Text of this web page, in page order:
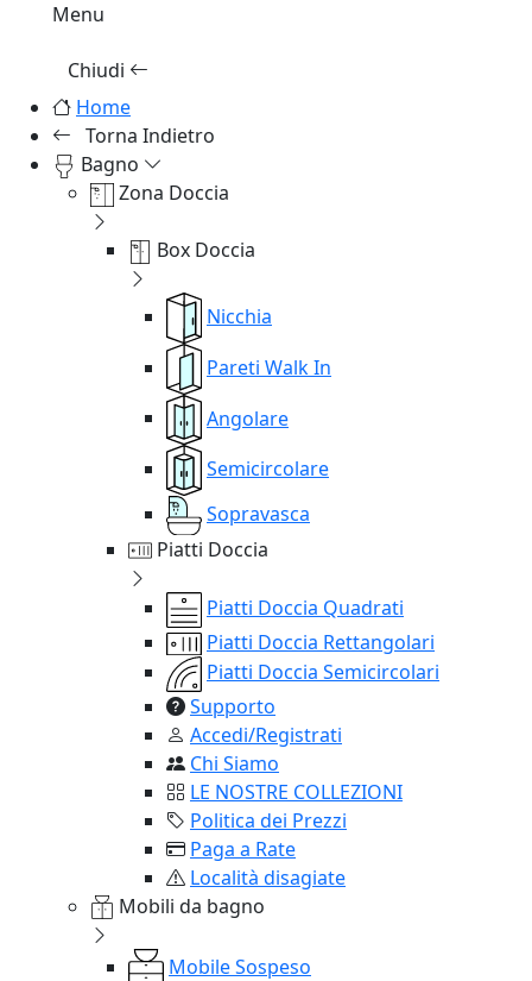
Menu
Chiudi
Home
Torna Indietro
Bagno
Zona Doccia
Box Doccia
Nicchia
Pareti Walk In
Angolare
Semicircolare
Sopravasca
Piatti Doccia
Piatti Doccia Quadrati
Piatti Doccia Rettangolari
Piatti Doccia Semicircolari
Supporto
Accedi/Registrati
Chi Siamo
LE NOSTRE COLLEZIONI
Politica dei Prezzi
Paga a Rate
Località disagiate
Mobili da bagno
Mobile Sospeso